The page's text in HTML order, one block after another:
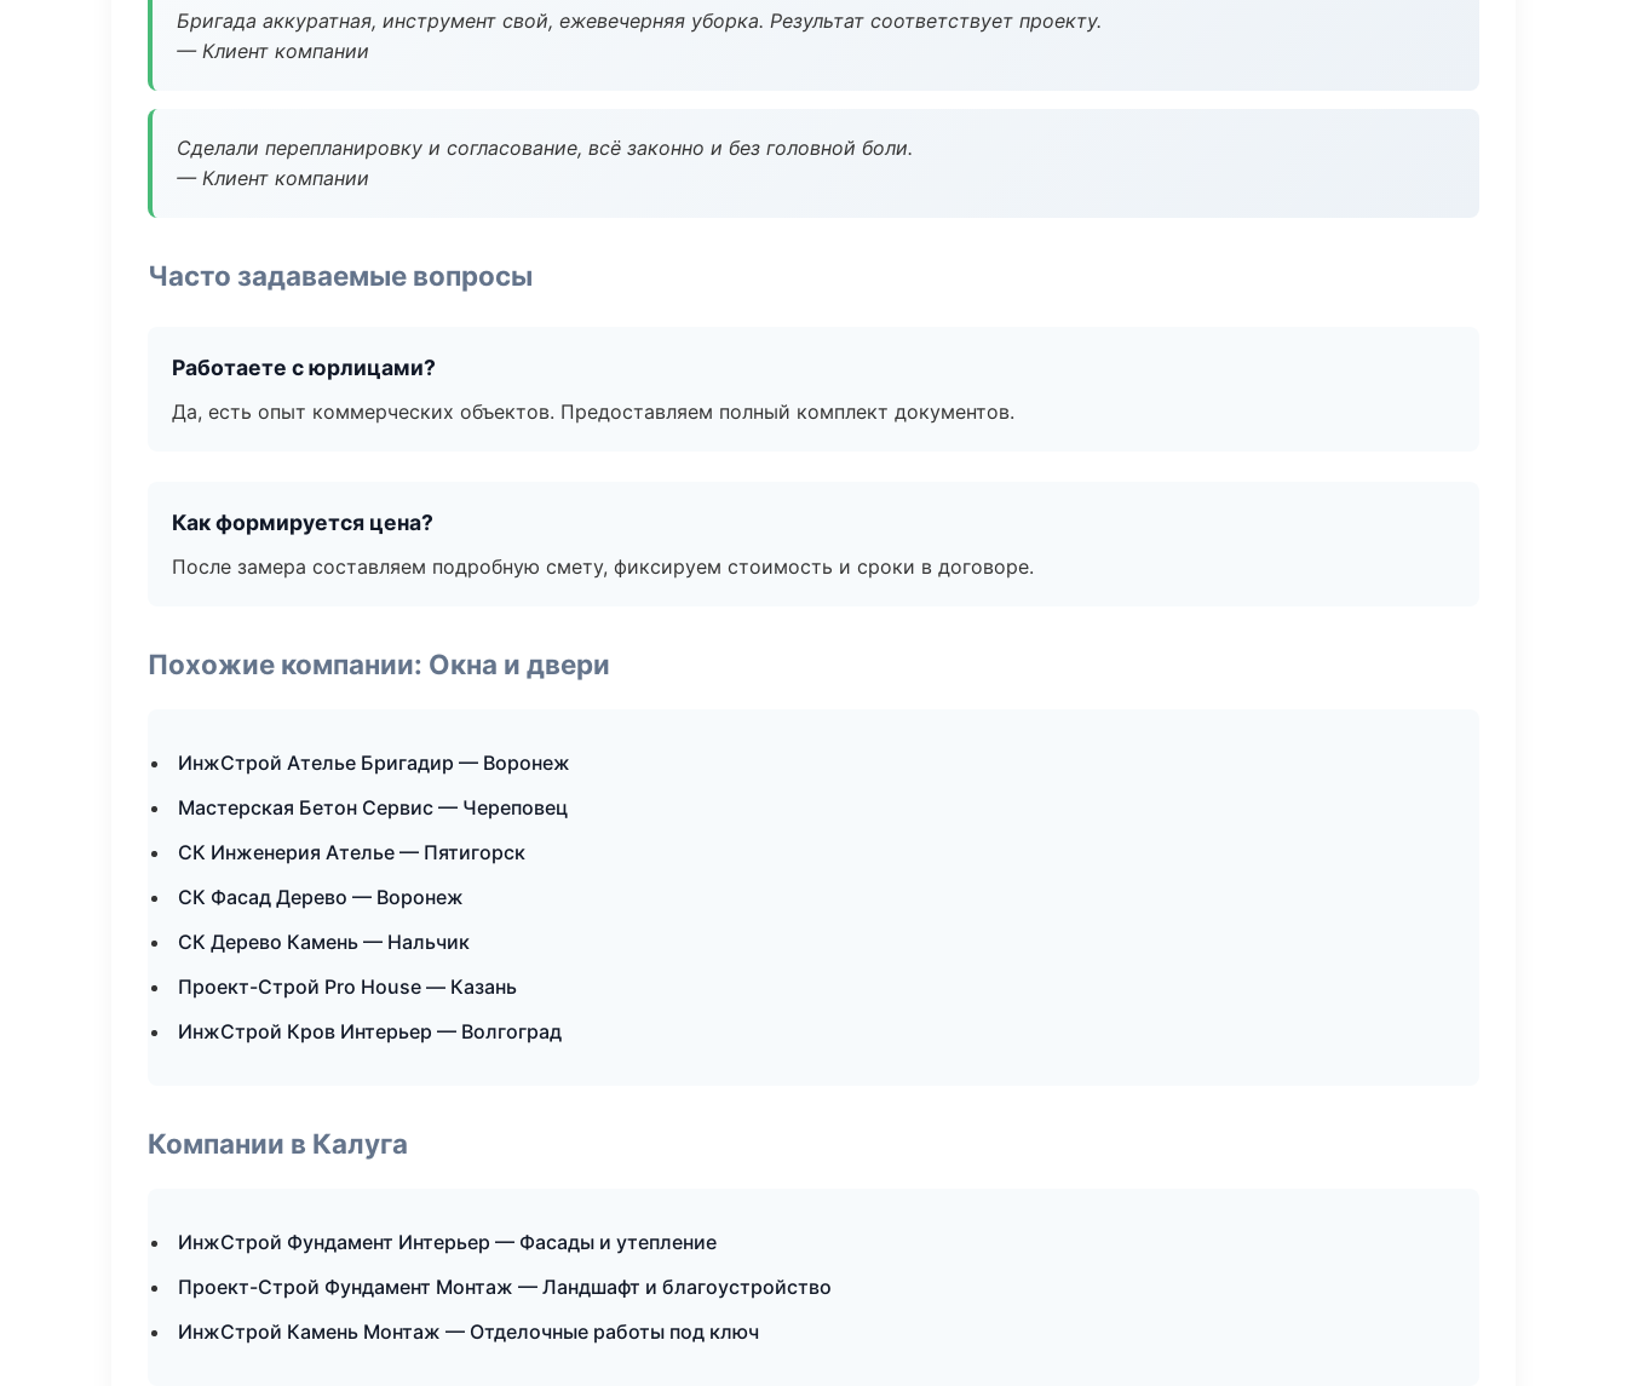
Бригада аккуратная, инструмент свой, ежевечерняя уборка. Результат соответствует проекту.
— Клиент компании
Сделали перепланировку и согласование, всё законно и без головной боли.
— Клиент компании
Часто задаваемые вопросы
Работаете с юрлицами?
Да, есть опыт коммерческих объектов. Предоставляем полный комплект документов.
Как формируется цена?
После замера составляем подробную смету, фиксируем стоимость и сроки в договоре.
Похожие компании: Окна и двери
ИнжСтрой Ателье Бригадир — Воронеж
Мастерская Бетон Сервис — Череповец
СК Инженерия Ателье — Пятигорск
СК Фасад Дерево — Воронеж
СК Дерево Камень — Нальчик
Проект-Строй Pro House — Казань
ИнжСтрой Кров Интерьер — Волгоград
Компании в Калуга
ИнжСтрой Фундамент Интерьер — Фасады и утепление
Проект-Строй Фундамент Монтаж — Ландшафт и благоустройство
ИнжСтрой Камень Монтаж — Отделочные работы под ключ